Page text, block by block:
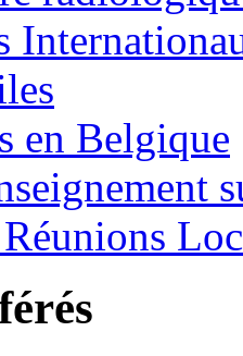
en Belgique